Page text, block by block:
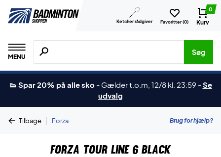
Ketcher rådgiver Favoritter (0)
0
Kurv
MENU
Søg efter produkter, mærker etc.
Søg
👟 Spar 20% på alle sko - Gælder t.o.m, 12/8 kl. 23:59 -Se
udvalg
Tilbage | Forza Brug for hjælp?
Forza Tour Line 6 Black